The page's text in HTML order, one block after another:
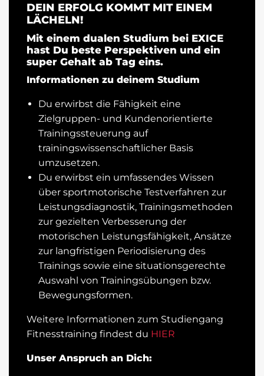
DEIN ERFOLG KOMMT MIT EINEM
LÄCHELN!
Mit einem dualen Studium bei EXICE
hast Du beste Perspektiven und ein
super Gehalt ab Tag eins.
Informationen zu deinem Studium
Du erwirbst die Fähigkeit eine
Zielgruppen- und Kundenorientierte
Trainingssteuerung auf
trainingswissenschaftlicher Basis
umzusetzen.
Du erwirbst ein umfassendes Wissen
über sportmotorische Testverfahren zur
Leistungsdiagnostik, Trainingsmethoden
zur gezielten Verbesserung der
motorischen Leistungsfähigkeit, Ansätze
zur langfristigen Periodisierung des
Trainings sowie eine situationsgerechte
Auswahl von Trainingsübungen bzw.
Bewegungsformen.
Weitere Informationen zum Studiengang
Fitnesstraining findest du HIER
Unser Anspruch an Dich: